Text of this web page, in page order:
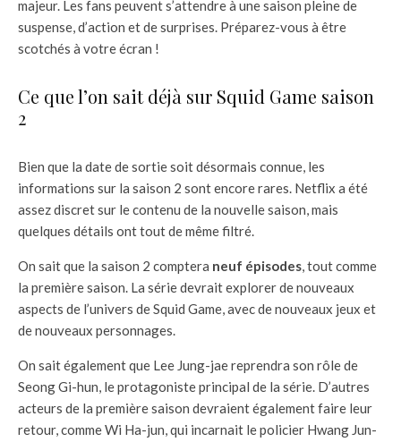
majeur. Les fans peuvent s’attendre à une saison pleine de
suspense, d’action et de surprises. Préparez-vous à être
scotchés à votre écran !
Ce que l’on sait déjà sur Squid Game saison
2
Bien que la date de sortie soit désormais connue, les
informations sur la saison 2 sont encore rares. Netflix a été
assez discret sur le contenu de la nouvelle saison, mais
quelques détails ont tout de même filtré.
On sait que la saison 2 comptera neuf épisodes, tout comme
la première saison. La série devrait explorer de nouveaux
aspects de l’univers de Squid Game, avec de nouveaux jeux et
de nouveaux personnages.
On sait également que Lee Jung-jae reprendra son rôle de
Seong Gi-hun, le protagoniste principal de la série. D’autres
acteurs de la première saison devraient également faire leur
retour, comme Wi Ha-jun, qui incarnait le policier Hwang Jun-